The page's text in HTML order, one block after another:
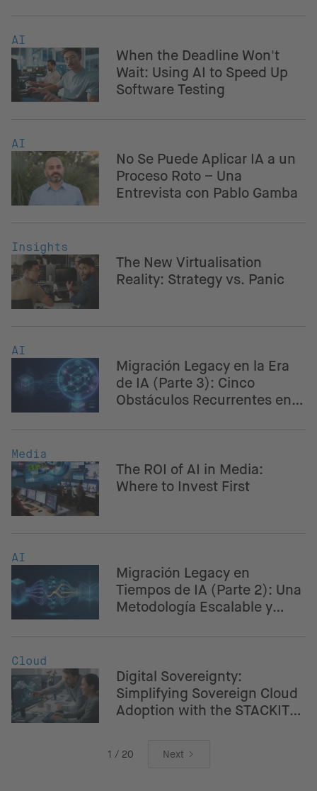
AI
When the Deadline Won't
Wait: Using AI to Speed Up
Software Testing
AI
No Se Puede Aplicar IA a un
Proceso Roto – Una
Entrevista con Pablo Gamba
Insights
The New Virtualisation
Reality: Strategy vs. Panic
AI
Migración Legacy en la Era
de IA (Parte 3): Cinco
Obstáculos Recurrentes en
Media
The ROI of AI in Media:
Where to Invest First
AI
Migración Legacy en
Tiempos de IA (Parte 2): Una
Metodología Escalable y
Cloud
Digital Sovereignty:
Simplifying Sovereign Cloud
Adoption with the STACKIT
1 / 20 Next